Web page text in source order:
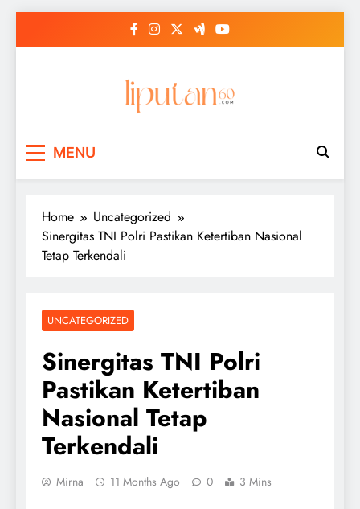
MENU
Home
Uncategorized
Sinergitas TNI Polri Pastikan Ketertiban Nasional
Tetap Terkendali
UNCATEGORIZED
Sinergitas TNI Polri
Pastikan Ketertiban
Nasional Tetap
Terkendali
Mirna 11 Months Ago 0 3 Mins